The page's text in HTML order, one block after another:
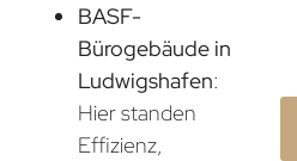
BASF-
Bürogebäude in
Ludwigshafen:
Hier standen
Effizienz,